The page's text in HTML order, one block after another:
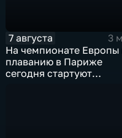
7 августа
3
На чемпионате Европы
плаванию в Париже
сегодня стартуют